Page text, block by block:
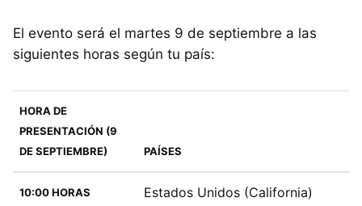
El evento será el martes 9 de septiembre a las
siguientes horas según tu país:
HORA DE
PRESENTACIÓN (9
DE SEPTIEMBRE)
PAÍSES
10:00 HORAS Estados Unidos (California)